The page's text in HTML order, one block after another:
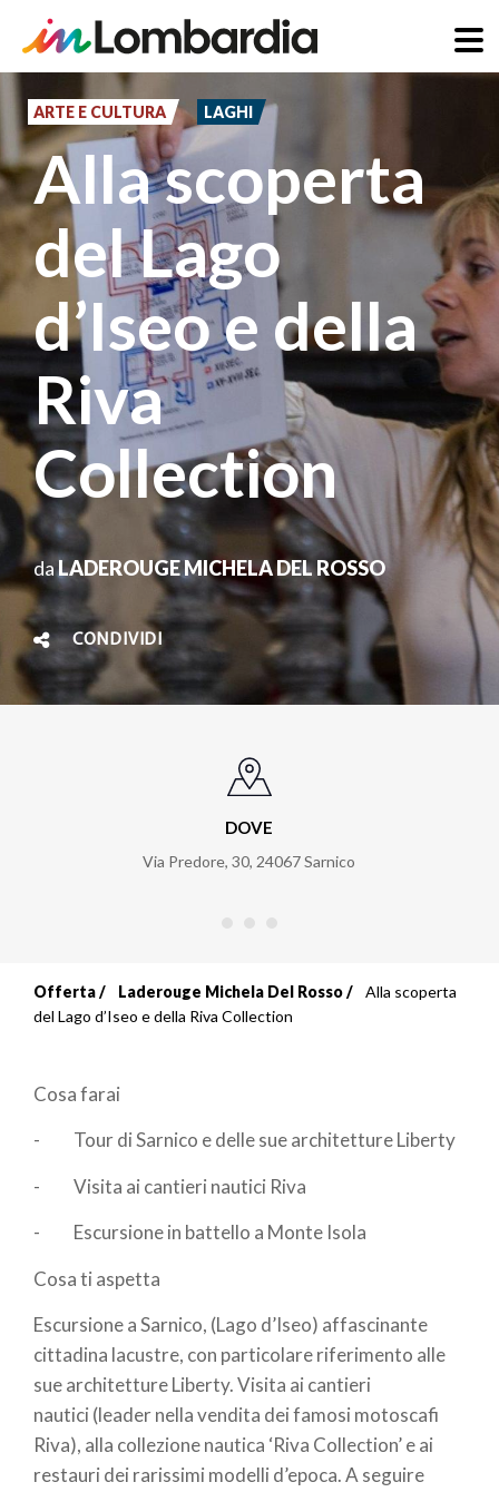
contenuto
principale
ARTE E CULTURA LAGHI
Alla scoperta
del Lago
d’Iseo e della
Riva
Collection
daLADEROUGE MICHELA DEL ROSSO
CONDIVIDI
DOVE
Via Predore, 30, 24067Sarnico
Briciole
pane
Offerta Laderouge Michela Del Rosso
Alla scoperta
del Lago d’Iseo e della Riva Collection
Cosa farai
- Tour di Sarnico e delle sue architetture Liberty
- Visita ai cantieri nautici Riva
- Escursione in battello a Monte Isola
Cosa ti aspetta
Escursione a Sarnico, (Lago d’Iseo) affascinante
cittadina lacustre, con particolare riferimento alle
sue architetture Liberty. Visita ai cantieri
nautici (leader nella vendita dei famosi motoscafi
Riva), alla collezione nautica ‘Riva Collection’ e ai
restauri dei rarissimi modelli d’epoca. A seguire